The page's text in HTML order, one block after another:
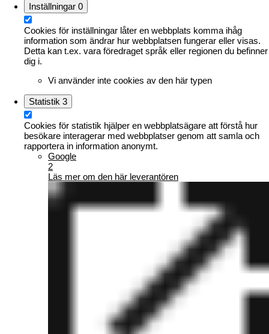
Inställningar 0
Cookies för inställningar låter en webbplats komma ihåg
information som ändrar hur webbplatsen fungerar eller visas.
Detta kan t.ex. vara föredraget språk eller regionen du befinner
dig i.
Vi använder inte cookies av den här typen
Statistik 3
Cookies för statistik hjälper en webbplatsägare att förstå hur
besökare interagerar med webbplatser genom att samla och
rapportera in information anonymt.
Google
2
Läs mer om den här leverantören